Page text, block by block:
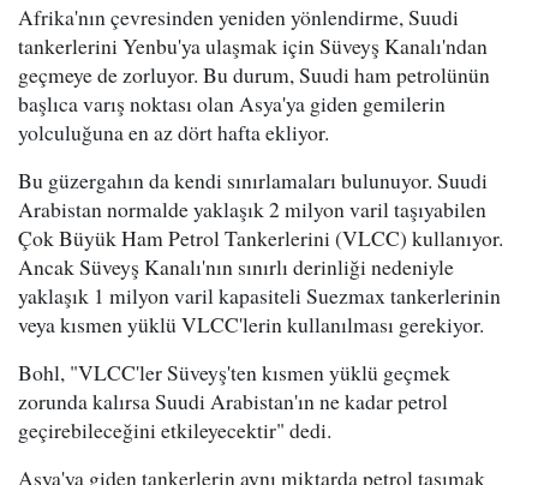
Afrika'nın çevresinden yeniden yönlendirme, Suudi
tankerlerini Yenbu'ya ulaşmak için Süveyş Kanalı'ndan
geçmeye de zorluyor. Bu durum, Suudi ham petrolünün
başlıca varış noktası olan Asya'ya giden gemilerin
yolculuğuna en az dört hafta ekliyor.
Bu güzergahın da kendi sınırlamaları bulunuyor. Suudi
Arabistan normalde yaklaşık 2 milyon varil taşıyabilen
Çok Büyük Ham Petrol Tankerlerini (VLCC) kullanıyor.
Ancak Süveyş Kanalı'nın sınırlı derinliği nedeniyle
yaklaşık 1 milyon varil kapasiteli Suezmax tankerlerinin
veya kısmen yüklü VLCC'lerin kullanılması gerekiyor.
Bohl, "VLCC'ler Süveyş'ten kısmen yüklü geçmek
zorunda kalırsa Suudi Arabistan'ın ne kadar petrol
geçirebileceğini etkileyecektir" dedi.
Asya'ya giden tankerlerin aynı miktarda petrol taşımak